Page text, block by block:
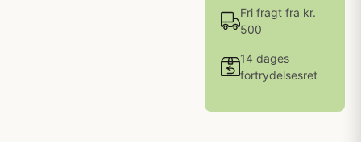
Fri fragt fra kr.
500
14 dages
fortrydelsesret